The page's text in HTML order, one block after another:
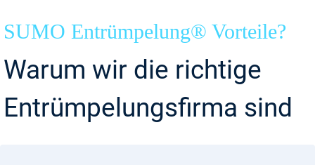
SUMO Entrümpelung® Vorteile?
Warum wir die richtige
Entrümpelungsfirma sind